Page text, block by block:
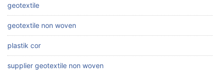
geotextile
geotextile non woven
plastik cor
supplier geotextile non woven